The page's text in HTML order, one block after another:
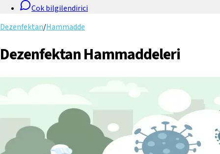
Cok bilgilendirici
Dezenfektan/Hammadde
Dezenfektan Hammaddeleri